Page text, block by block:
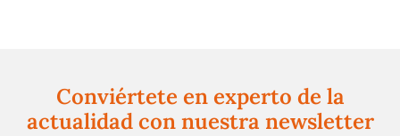
Conviértete en experto de la
actualidad con nuestra newsletter